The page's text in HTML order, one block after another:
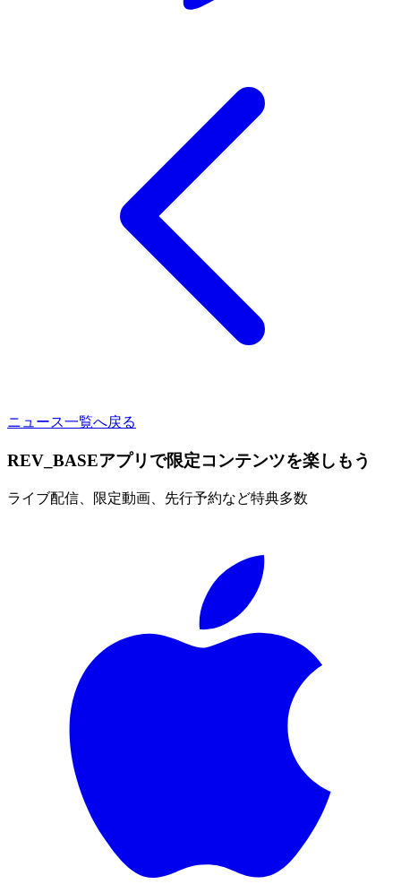
ニュース一覧へ戻る
REV_BASEアプリで限定コンテンツを楽しもう
ライブ配信、限定動画、先行予約など特典多数